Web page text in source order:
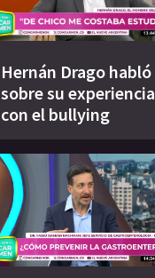
Hernán Drago habló
sobre su experiencia
con el bullying